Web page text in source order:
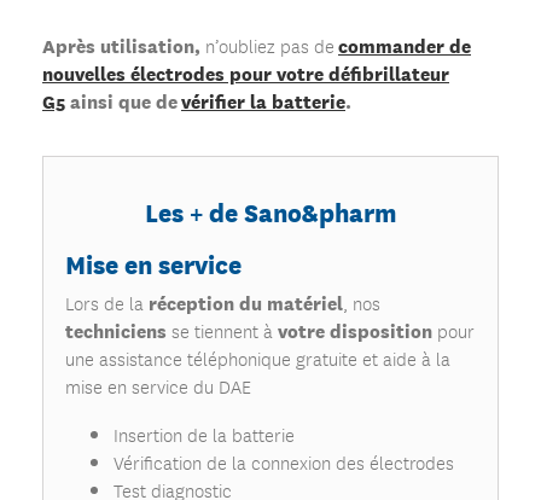
Après utilisation, n’oubliez pas decommander de
nouvelles électrodes pour votre défibrillateur
G5ainsi que devérifier la batterie.
Les + de Sano&pharm
Mise en service
Lors de la réception du matériel, nos
techniciens se tiennent àvotre disposition pour
une assistance téléphonique gratuite et aide à la
mise en service du DAE
Insertion de la batterie
Vérification de la connexion des électrodes
Test diagnostic